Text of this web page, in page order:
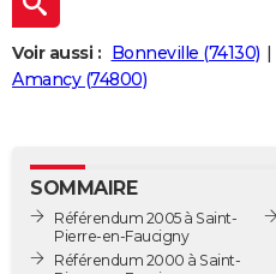
Essais
Réserver un essai
Citadines
Berlines
SUV
Forum auto
+
HIGH-TECH
Mobiles
Meilleur smartphone
Internet
Ordinateurs
Jeux vidéo
Guide high-tech
+
BRICOLAGE
Guides de France
Escapades
Patrimoine
Expositions
Musées
Week-end nature
LIFESTYLE
Art de vivre
Bien-être
Loisirs
ModeModes de vie
SANTE
Voir aussi : Bonneville (74130)
Amancy (74800)
SOMMAIRE
Référendum 2005 à Saint-
Pierre-en-Faucigny
Référendum 2000 à Saint-